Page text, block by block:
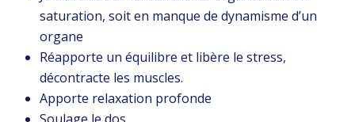
saturation, soit en manque de dynamisme d’un
organe
Réapporte un équilibre et libère le stress,
décontracte les muscles.
Apporte relaxation profonde